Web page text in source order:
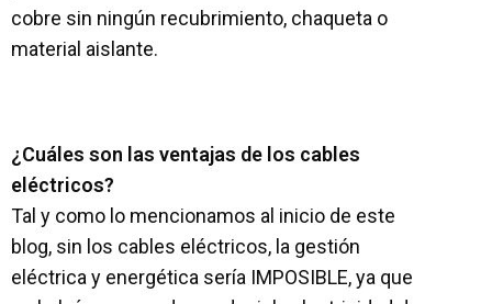
cobre sin ningún recubrimiento, chaqueta o
material aislante.
¿Cuáles son las ventajas de los cables
eléctricos?
Tal y como lo mencionamos al inicio de este
blog, sin los cables eléctricos, la gestión
eléctrica y energética sería IMPOSIBLE, ya que